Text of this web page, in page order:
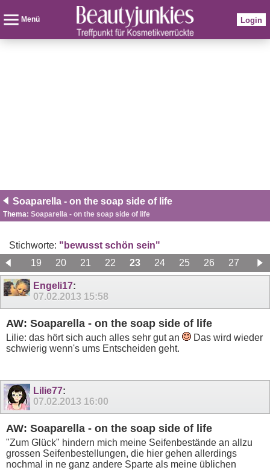
Menü Login
Soaparella - on the soap side of life
Thema: Soaparella - on the soap side of life
Stichworte: "bewusst schön sein"
18
19 20 21 22 23 24 25 26 27
28
38
39
Engeli17:
07.02.2013 15:58
AW: Soaparella - on the soap side of life
Lilie: das hört sich auch alles sehr gut an
Das wird wieder
schwierig wenn's ums Entscheiden geht.
Lilie77:
07.02.2013 16:00
AW: Soaparella - on the soap side of life
"Zum Glück" hindern mich meine Seifenbestände an allzu
grossen Seifenbestellungen, die hier gehen allerdings
nochmal in ne ganz andere Sparte als meine üblichen